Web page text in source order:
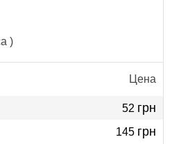
)
Цена
52 грн
145 грн